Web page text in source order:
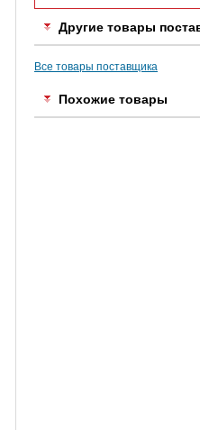
Другие товары
Все товары поставщика
Похожие товары